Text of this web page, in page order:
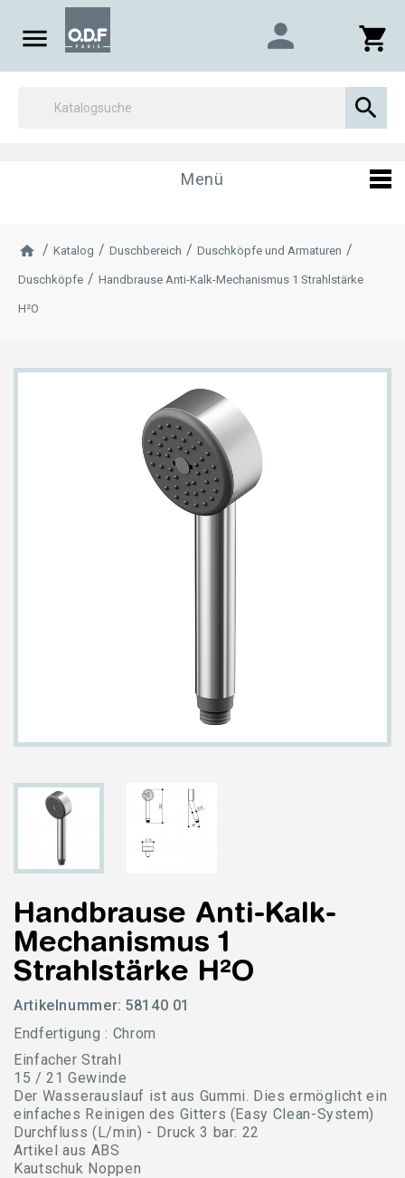
 shopping_cart
person

Menü
Katalog Duschbereich Duschköpfe und Armaturen
Duschköpfe Handbrause Anti-Kalk-Mechanismus 1 Strahlstärke
H²O
Handbrause Anti-Kalk-
Mechanismus 1
Strahlstärke H²O
Artikelnummer: 58140 01
Endfertigung : Chrom
Einfacher Strahl
15 / 21 Gewinde
Der Wasserauslauf ist aus Gummi. Dies ermöglicht ein
einfaches Reinigen des Gitters (Easy Clean-System)
Durchfluss (L/min) - Druck 3 bar: 22
Artikel aus ABS
Kautschuk Noppen